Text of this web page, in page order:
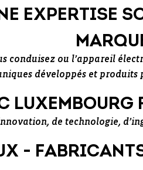
EXPERTISE
conduisez ou l’appareil
développés et
LUXEMBOURG
de technologie,
-